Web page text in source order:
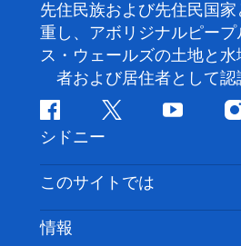
先住民族および先住民国
重し、アボリジナルピープ
ス・ウェールズの土地と
者および居住者として認
フ
ェ
イ
ス
ブ
ッ
ツ
ッ
タ
ー
ユ
チ
ー
シドニー
お問い合わせ
免責事項
このサイトでは
目的地
情報